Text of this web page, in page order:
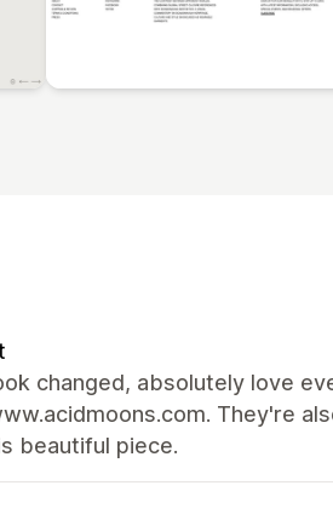
changed, absolutely love
They're
beautiful piece.